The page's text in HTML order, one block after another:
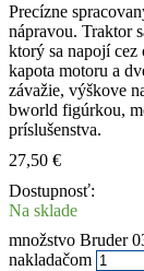
Precízne
nápravou. Traktor
ktorý sa napojí cez
kapota motoru a
závažie, výškove
bworld figúrkou,
príslušenstva.
27,50 €
Dostupnosť:
Na sklade
množstvo Bruder
nakladačom